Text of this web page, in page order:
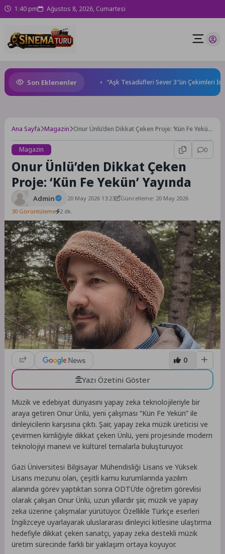
1:40 pm Ağustos 8, 2026, Cumartesi
Son Eklenenler
gençleri İzmir’de “Aşk Tesadüfleri Sever 3″ün Çekimleri
Ana Sayfa Magazin Onur Ünlü’den Dikkat Çeken Proje: ‘Kün Fe Yekün’
Magazin
0
Onur Ünlü’den Dikkat Çeken
Proje: ‘Kün Fe Yekün’ Yayında
Admin 20 May 2026 13:23
Güncelleme: 20 May 2026
30 Görüntüleme 2 dk.
0
Yazı Özetini Göster
Müzik ve edebiyat dünyasını yapay zeka teknolojileriyle bir
araya getiren Onur Ünlü, yeni çalışması “Kün Fe Yekün” ile
dinleyicilerin karşısına çıktı. Şair, yapay zeka müzik üreticisi ve
çevirmen kimliğiyle dikkat çeken Ünlü, yeni projesinde modern
teknolojiyi manevi ve kültürel temalarla buluşturuyor.
Gazi Üniversitesi Bilgisayar Mühendisliği Lisans ve Yüksek
Lisans mezunu olan, çeşitli kamu kurumlarında yazılım
alanında görev yaptıktan sonra ODTÜ’de öğretim görevlisi
olarak çalışan Onur Ünlü, uzun yıllardır şiir, müzik ve yapay
zeka üzerine çalışmalar yürütüyor. Özellikle Türkçe eserleri
İngilizceye uyarlayarak uluslararası dinleyici kitlesine ulaştırma
hedefiyle dikkat çeken sanatçı, yapay zeka destekli müzik
üretim sürecinde farklı bir yaklaşım ortaya koyuyor.